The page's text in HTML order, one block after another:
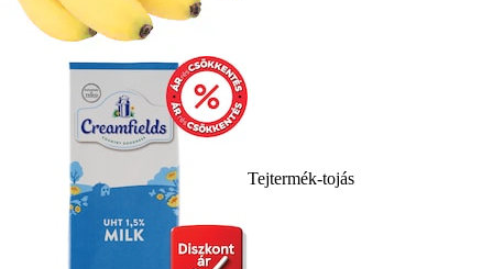
Tejtermék-tojás